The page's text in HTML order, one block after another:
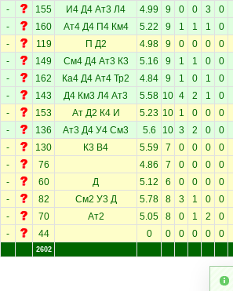
- 155 И4 Д4 Ат3 Л4 4.99 9 0 0 3 0
- 160 Ат4 Д4 П4 Км4 5.22 9 1 1 1 0
- 119 П Д2 4.98 9 0 0 0 0
- 149 См4 Д4 Ат3 К3 5.16 9 1 1 0 0
- 162 Ка4 Д4 Ат4 Тр2 4.84 9 1 0 1 0
- 143 Д4 Км3 Л4 Ат3 5.58 10 4 2 1 0
- 153 Ат Д2 К4 И 5.23 10 1 0 0 0
- 136 Ат3 Д4 У4 См3 5.6 10 3 2 0 0
- 130 К3 В4 5.59 7 0 0 0 0
- 76 4.86 7 0 0 0 0
- 60 Д 5.12 6 0 0 0 0
- 82 См2 У3 Д 5.78 8 3 1 0 0
- 70 Ат2 5.05 8 0 1 2 0
- 44 0 0 0 0 0 0
2602